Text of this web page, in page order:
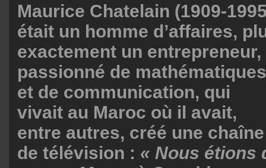
Maurice Chatelain (1909-
était un homme d’affaires,
exactement un entrepreneur,
passionné de mathématiques
et de communication, qui
vivait au Maroc où il avait,
entre autres, créé une chaîne
de télévision : « Nous étions